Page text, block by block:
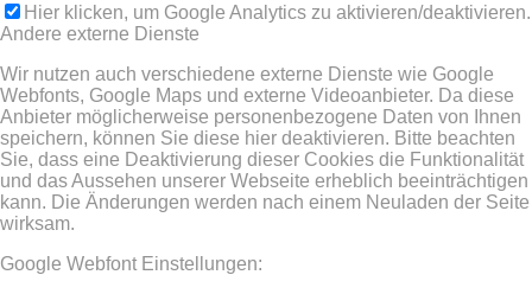
Hier klicken, um Google Analytics zu aktivieren/deaktivieren.
Andere externe Dienste
Wir nutzen auch verschiedene externe Dienste wie Google
Webfonts, Google Maps und externe Videoanbieter. Da diese
Anbieter möglicherweise personenbezogene Daten von Ihnen
speichern, können Sie diese hier deaktivieren. Bitte beachten
Sie, dass eine Deaktivierung dieser Cookies die Funktionalität
und das Aussehen unserer Webseite erheblich beeinträchtigen
kann. Die Änderungen werden nach einem Neuladen der Seite
wirksam.
Google Webfont Einstellungen: